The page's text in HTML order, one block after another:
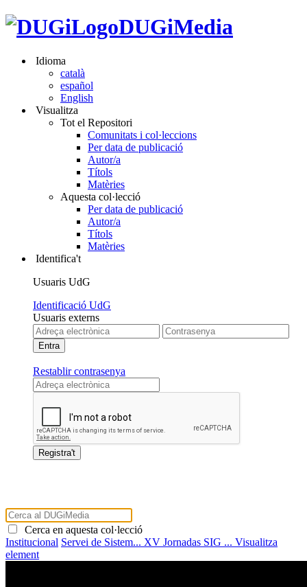
DUGiMedia
Idioma
català
español
English
Visualitza
Tot el Repositori
Comunitats i col·leccions
Per data de publicació
Autor/a
Títols
Matèries
Aquesta col·lecció
Per data de publicació
Autor/a
Títols
Matèries
Identifica't
Usuaris UdG
Identificació UdG
Usuaris externs
Restablir contrasenya
Cerca en aquesta col·lecció
Institucional Servei de Sistem... XV Jornadas SIG ... Visualitza
element